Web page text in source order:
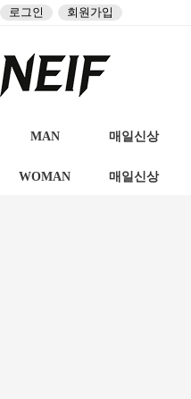
로그인 회원가입
MAN 매일신상
WOMAN 매일신상